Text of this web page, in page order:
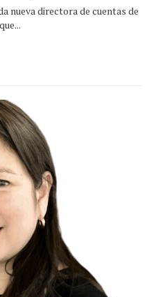
nueva directora de cuentas de